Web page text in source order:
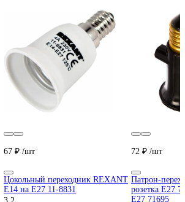
67 ₽ /шт
Цокольный переходник REXANT
Е14 на Е27 11-8831
72 ₽ /шт
Патрон-
розетка Е27
E27 71695